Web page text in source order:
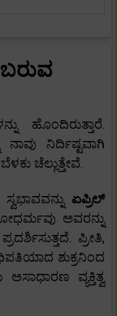
ಹೊಂದಿರುತ್ತಾರೆ.
ನಾವು ನಿರ್ದಿಷ್ಟವಾಗಿ
ಚೆಲ್ಲುತ್ತೇವೆ.
ಏಪ್ರಿಲ್
ಅವರನ್ನು
ಪ್ರೀತಿ,
ಶುಕ್ರನಿಂದ
ಅಸಾಧಾರಣ ವ್ಯಕ್ತಿತ್ವ